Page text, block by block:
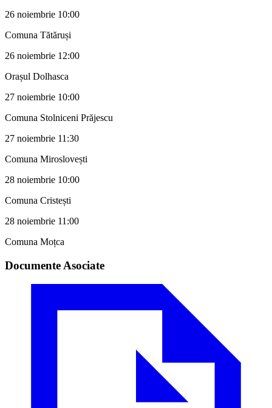
26 noiembrie 10:00
Comuna Tătăruși
26 noiembrie 12:00
Orașul Dolhasca
27 noiembrie 10:00
Comuna Stolniceni Prăjescu
27 noiembrie 11:30
Comuna Miroslovești
28 noiembrie 10:00
Comuna Cristești
28 noiembrie 11:00
Comuna Moțca
Documente Asociate